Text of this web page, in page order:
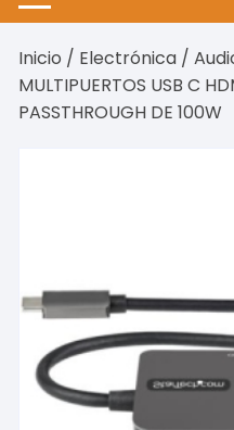
Inicio / Electrónica /
MULTIPUERTOS USB C
PASSTHROUGH DE 100W